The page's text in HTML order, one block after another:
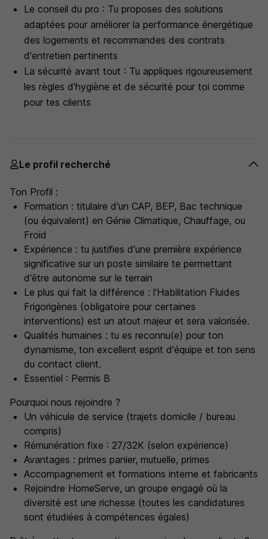
Le conseil du pro : Tu proposes des solutions
adaptées pour améliorer la performance énergétique
des logements et recommandes des contrats
d'entretien pertinents
La sécurité avant tout : Tu appliques rigoureusement
les règles d'hygiène et de sécurité pour toi comme
pour tes clients
Le profil recherché
Ton Profil :
Formation : titulaire d'un CAP, BEP, Bac technique
(ou équivalent) en Génie Climatique, Chauffage, ou
Froid
Expérience : tu justifies d'une première expérience
significative sur un poste similaire te permettant
d'être autonome sur le terrain
Le plus qui fait la différence : l'Habilitation Fluides
Frigorigènes (obligatoire pour certaines
interventions) est un atout majeur et sera valorisée.
Qualités humaines : tu es reconnu(e) pour ton
dynamisme, ton excellent esprit d'équipe et ton sens
du contact client.
Essentiel : Permis B
Pourquoi nous rejoindre ?
Un véhicule de service (trajets domicile / bureau
compris)
Rémunération fixe : 27/32K (selon expérience)
Avantages : primes panier, mutuelle, primes
Accompagnement et formations interne et fabricants
Rejoindre HomeServe, un groupe engagé où la
diversité est une richesse (toutes les candidatures
sont étudiées à compétences égales)